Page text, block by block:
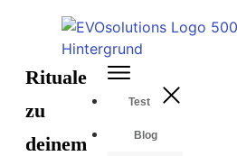
Test
Blog
Rituale
zu
deinem